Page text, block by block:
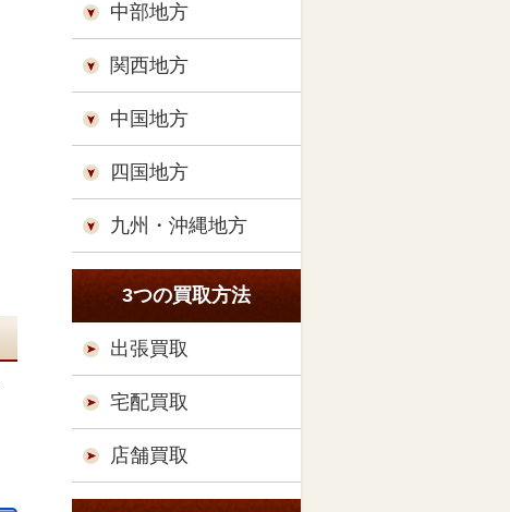
中部地方
関西地方
中国地方
四国地方
九州・沖縄地方
3つの買取方法
出張買取
宅配買取
店舗買取